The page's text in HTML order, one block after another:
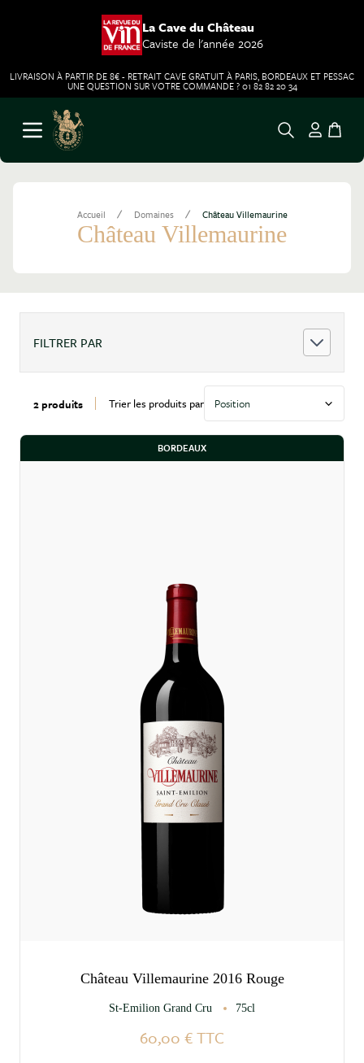
La Cave du Château
Caviste de l'année 2026
LIVRAISON À PARTIR DE 8€ - RETRAIT CAVE GRATUIT À PARIS, BORDEAUX ET PESSAC
UNE QUESTION SUR VOTRE COMMANDE ? 01 82 82 20 34
Aller au contenu
Ouvrir le menu
Accueil / Domaines / Château Villemaurine
Château Villemaurine
FILTRER PAR
2 produits Trier les produits par
BORDEAUX
Château Villemaurine 2016 Rouge
St-Emilion Grand Cru 75cl
60,00 €TTC